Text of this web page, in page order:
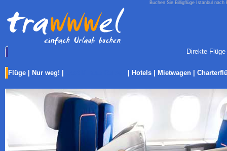
Buchen Sie Billigflüge Istanbul
Direkte
Flüge Nur weg! Hotels Mietwagen